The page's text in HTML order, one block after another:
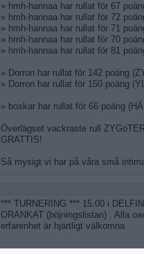
» hmh-hannaa har rullat för 67
» hmh-hannaa har rullat för 72
» hmh-hannaa har rullat för 71
» hmh-hannaa har rullat för 70
» hmh-hannaa har rullat för 81
» Dorron har rullat för 142 poäng
» Dorron har rullat för 150 poäng
» boskar har rullat för 66 poäng
Överlägset vackraste rull
GRATTIS!
Så mysigt vi har på våra små
*** TURNERING *** 15.00 i
ORANKAT (böjningslistan) . Alla
erfarenhet är hjärtligt välkomna